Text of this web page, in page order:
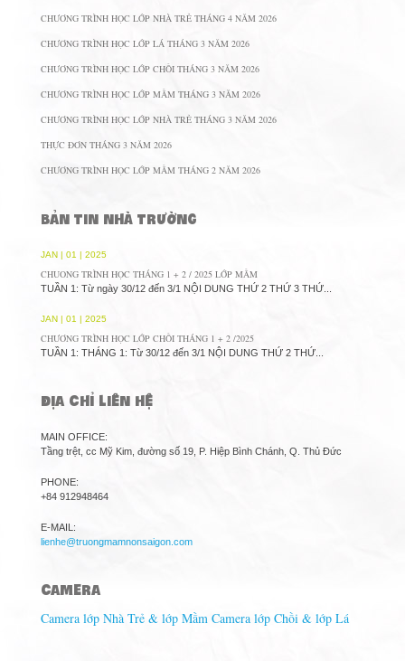
CHƯƠNG TRÌNH HỌC LỚP NHÀ TRẺ THÁNG 4 NĂM 2026
CHƯƠNG TRÌNH HỌC LỚP LÁ THÁNG 3 NĂM 2026
CHƯƠNG TRÌNH HỌC LỚP CHỒI THÁNG 3 NĂM 2026
CHƯƠNG TRÌNH HỌC LỚP MẦM THÁNG 3 NĂM 2026
CHƯƠNG TRÌNH HỌC LỚP NHÀ TRẺ THÁNG 3 NĂM 2026
THỰC ĐƠN THÁNG 3 NĂM 2026
CHƯƠNG TRÌNH HỌC LỚP MẦM THÁNG 2 NĂM 2026
BẢN TIN NHÀ TRƯỜNG
JAN | 01 | 2025
CHUONG TRÌNH HỌC THÁNG 1 + 2 / 2025 LỚP MẦM
TUẦN 1: Từ ngày 30/12 đến 3/1 NỘI DUNG THỨ 2 THỨ 3 THỨ...
JAN | 01 | 2025
CHƯƠNG TRÌNH HỌC LỚP CHỒI THÁNG 1 + 2 /2025
TUẦN 1: THÁNG 1: Từ 30/12 đến 3/1 NỘI DUNG THỨ 2 THỨ...
ĐỊA CHỈ LIÊN HỆ
MAIN OFFICE:
Tầng trệt, cc Mỹ Kim, đường số 19, P. Hiệp Bình Chánh, Q. Thủ Đức
PHONE:
+84 912948464
E-MAIL:
lienhe@truongmamnonsaigon.com
CAMERA
Camera lớp Nhà Trẻ & lớp Mầm Camera lớp Chồi & lớp Lá